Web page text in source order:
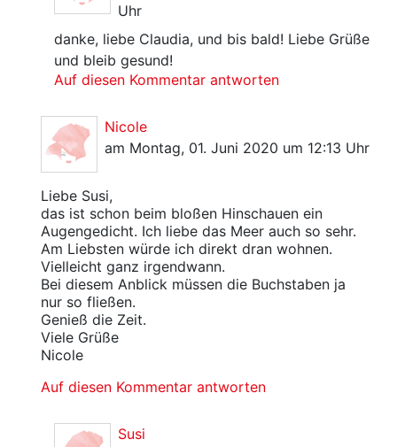
Uhr
danke, liebe Claudia, und bis bald! Liebe Grüße
und bleib gesund!
Auf diesen Kommentar antworten
Nicole
am Montag, 01. Juni 2020 um 12:13 Uhr
Liebe Susi,
das ist schon beim bloßen Hinschauen ein
Augengedicht. Ich liebe das Meer auch so sehr.
Am Liebsten würde ich direkt dran wohnen.
Vielleicht ganz irgendwann.
Bei diesem Anblick müssen die Buchstaben ja
nur so fließen.
Genieß die Zeit.
Viele Grüße
Nicole
Auf diesen Kommentar antworten
Susi